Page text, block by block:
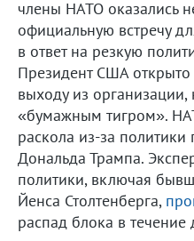
члены НАТО оказались
официальную встречу
в ответ на резкую
Президент США открыто
выходу из
«бумажным тигром».
раскола из-за
Дональда Трампа.
политики, включая
Йенса Столтенберга,
распад блока в течение